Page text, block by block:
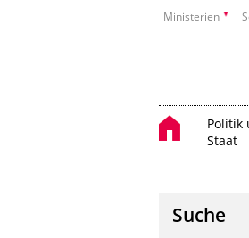
Ministerien
Politik
Staat
Suche